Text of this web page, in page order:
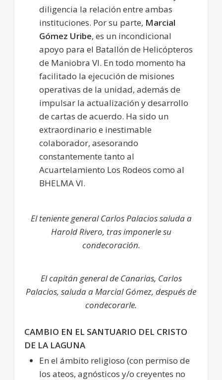
diligencia la relación entre ambas
instituciones. Por su parte, Marcial
Gómez Uribe, es un incondicional
apoyo para el Batallón de Helicópteros
de Maniobra VI. En todo momento ha
facilitado la ejecución de misiones
operativas de la unidad, además de
impulsar la actualización y desarrollo
de cartas de acuerdo. Ha sido un
extraordinario e inestimable
colaborador, asesorando
constantemente tanto al
Acuartelamiento Los Rodeos como al
BHELMA VI.
El teniente general Carlos Palacios saluda a
Harold Rivero, tras imponerle su
condecoración.
El capitán general de Canarias, Carlos
Palacios, saluda a Marcial Gómez, después de
condecorarle.
CAMBIO EN EL SANTUARIO DEL CRISTO
DE LA LAGUNA
En el ámbito religioso (con permiso de
los ateos, agnósticos y/o creyentes no